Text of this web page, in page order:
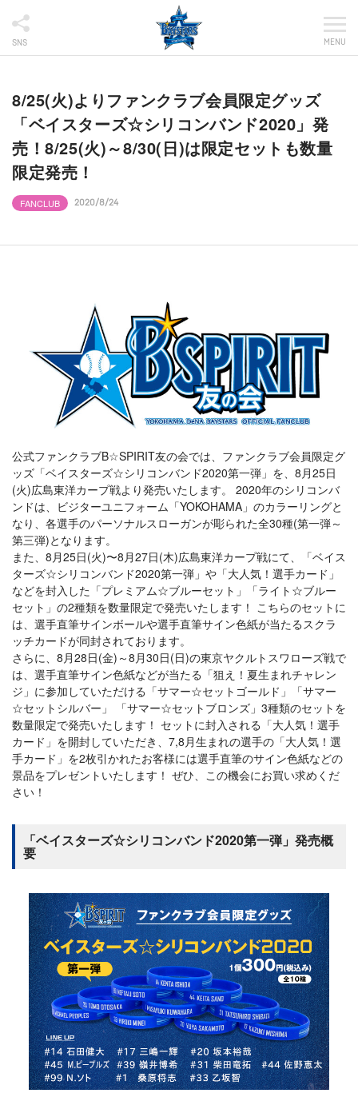
SNS MENU
8/25(火)よりファンクラブ会員限定グッズ
「ベイスターズ☆シリコンバンド2020」発
売！8/25(火)～8/30(日)は限定セットも数量
限定発売！
FANCLUB 2020/8/24
公式ファンクラブB☆SPIRIT友の会では、ファンクラブ会員限定グ
ッズ「ベイスターズ☆シリコンバンド2020第一弾」を、8月25日
(火)広島東洋カープ戦より発売いたします。 2020年のシリコンバ
ンドは、ビジターユニフォーム「YOKOHAMA」のカラーリングと
なり、各選手のパーソナルスローガンが彫られた全30種(第一弾～
第三弾)となります。
また、8月25日(火)〜8月27日(木)広島東洋カープ戦にて、「ベイス
ターズ☆シリコンバンド2020第一弾」や「大人気！選手カード」
などを封入した「プレミアム☆ブルーセット」「ライト☆ブルー
セット」の2種類を数量限定で発売いたします！ こちらのセットに
は、選手直筆サインボールや選手直筆サイン色紙が当たるスクラ
ッチカードが同封されております。
さらに、8月28日(金)～8月30日(日)の東京ヤクルトスワローズ戦で
は、選手直筆サイン色紙などが当たる「狙え！夏生まれチャレン
ジ」に参加していただける「サマー☆セットゴールド」「サマー
☆セットシルバー」 「サマー☆セットブロンズ」3種類のセットを
数量限定で発売いたします！ セットに封入される「大人気！選手
カード」を開封していただき、7,8月生まれの選手の「大人気！選
手カード」を2枚引かれたお客様には選手直筆のサイン色紙などの
景品をプレゼントいたします！ ぜひ、この機会にお買い求めくだ
さい！
「ベイスターズ☆シリコンバンド2020第一弾」発売概
要